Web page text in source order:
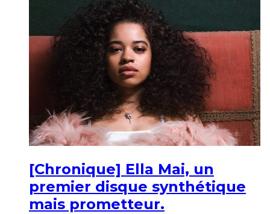
[Chronique] Ella Mai, un
premier disque synthétique
mais prometteur.